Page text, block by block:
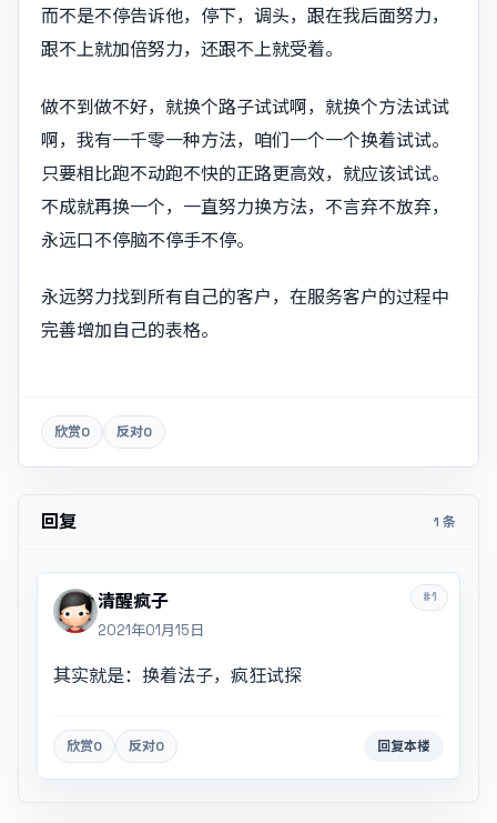
而不是不停告诉他，停下，调头，跟在我后面努力，
跟不上就加倍努力，还跟不上就受着。
做不到做不好，就换个路子试试啊，就换个方法试试
啊，我有一千零一种方法，咱们一个一个换着试试。
只要相比跑不动跑不快的正路更高效，就应该试试。
不成就再换一个，一直努力换方法，不言弃不放弃，
永远口不停脑不停手不停。
永远努力找到所有自己的客户，在服务客户的过程中
完善增加自己的表格。
欣赏0 反对0
回复 1 条
#1
清醒疯子
2021年01月15日
其实就是：换着法子，疯狂试探
欣赏0 反对0 回复本楼